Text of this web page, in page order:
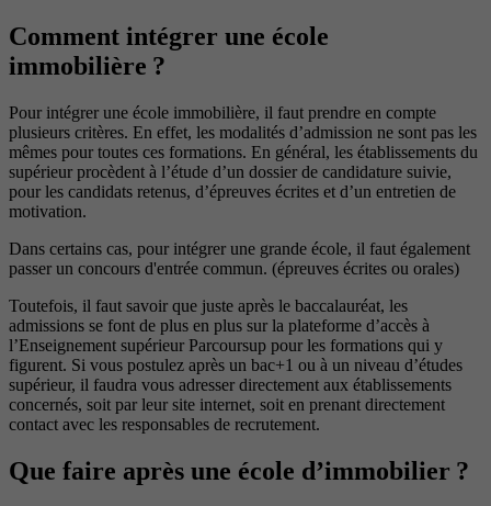
Comment intégrer une école
immobilière ?
Pour intégrer une école immobilière, il faut prendre en compte
plusieurs critères. En effet, les modalités d’admission ne sont pas les
mêmes pour toutes ces formations. En général, les établissements du
supérieur procèdent à l’étude d’un dossier de candidature suivie,
pour les candidats retenus, d’épreuves écrites et d’un entretien de
motivation.
Dans certains cas, pour intégrer une grande école, il faut également
passer un concours d'entrée commun. (épreuves écrites ou orales)
Toutefois, il faut savoir que juste après le baccalauréat, les
admissions se font de plus en plus sur la plateforme d’accès à
l’Enseignement supérieur Parcoursup pour les formations qui y
figurent. Si vous postulez après un bac+1 ou à un niveau d’études
supérieur, il faudra vous adresser directement aux établissements
concernés, soit par leur site internet, soit en prenant directement
contact avec les responsables de recrutement.
Que faire après une école d’immobilier ?